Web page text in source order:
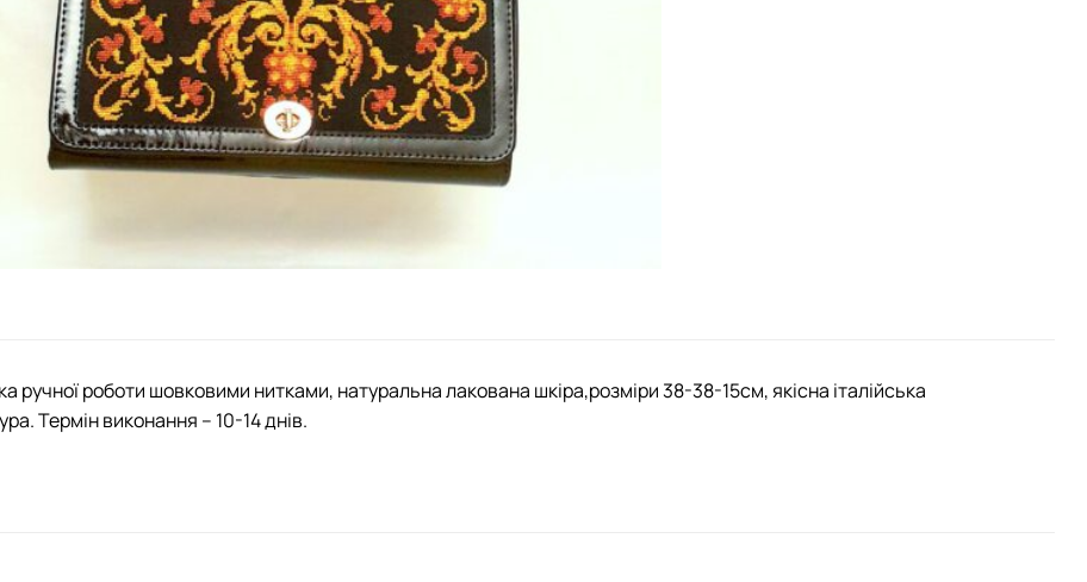
ручної роботи шовковими нитками, натуральна лакована шкіра,розміри 38-38-15см, якісна італійська
Термін виконання – 10-14 днів.